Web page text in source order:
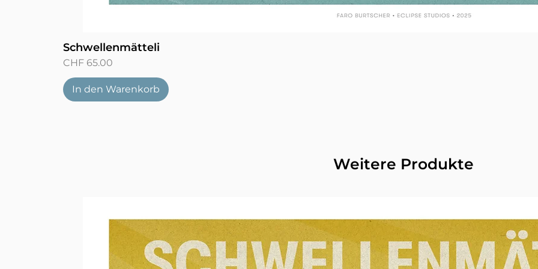
Schwellenmätteli
Preis
CHF 65.00
In den Warenkorb
Weitere Produkte